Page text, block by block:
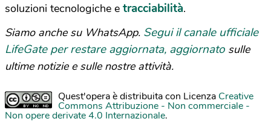
soluzioni tecnologiche e tracciabilità.
Siamo anche su WhatsApp. Segui il canale ufficiale
LifeGate per restare aggiornata, aggiornato sulle
ultime notizie e sulle nostre attività.
Quest'opera è distribuita con Licenza Creative
Commons Attribuzione - Non commerciale -
Non opere derivate 4.0 Internazionale.